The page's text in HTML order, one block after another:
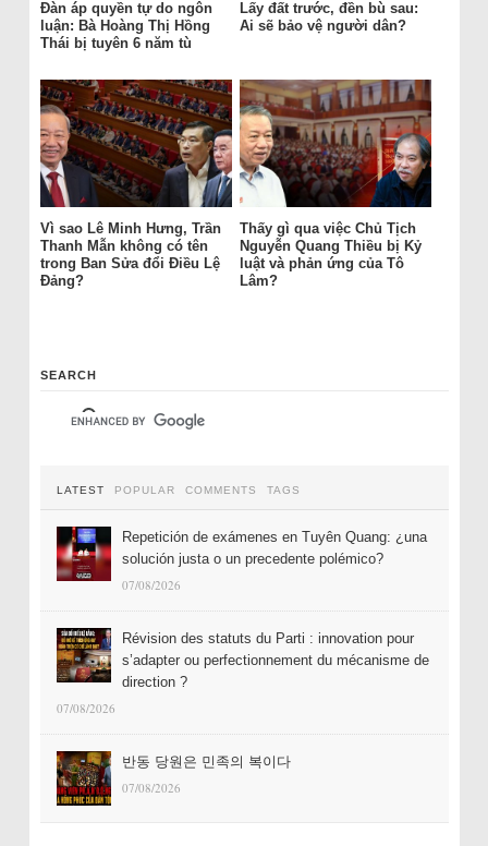
Đàn áp quyền tự do ngôn
luận: Bà Hoàng Thị Hồng
Thái bị tuyên 6 năm tù
Lấy đất trước, đền bù sau:
Ai sẽ bảo vệ người dân?
Vì sao Lê Minh Hưng, Trần
Thanh Mẫn không có tên
trong Ban Sửa đổi Điều Lệ
Đảng?
Thấy gì qua việc Chủ Tịch
Nguyễn Quang Thiều bị Kỷ
luật và phản ứng của Tô
Lâm?
SEARCH
LATEST POPULAR COMMENTS TAGS
Repetición de exámenes en Tuyên Quang: ¿una
solución justa o un precedente polémico?
07/08/2026
Révision des statuts du Parti : innovation pour
s’adapter ou perfectionnement du mécanisme de
direction ?
07/08/2026
반동 당원은 민족의 복이다
07/08/2026